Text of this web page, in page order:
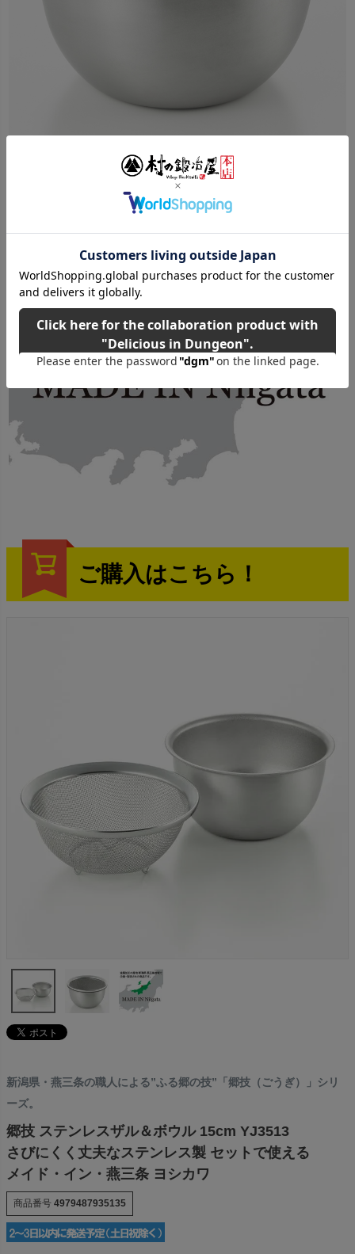
ご購入はこちら！
新潟県・燕三条の職人による”ふる郷の技”「郷技（ごうぎ）」シリ
ーズ。
郷技 ステンレスザル＆ボウル 15cm YJ3513
さびにくく丈夫なステンレス製 セットで使える
メイド・イン・燕三条 ヨシカワ
商品番号 4979487935135